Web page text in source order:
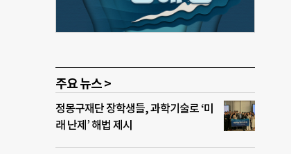
주요 뉴스 >
정몽구재단 장학생들, 과학기술로 ‘미
래 난제’ 해법 제시